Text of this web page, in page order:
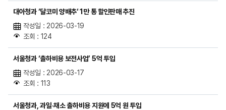
대아청과 ‘달코미 양배추‘ 1만 통 할인판매 추진
작성일 : 2026-03-19
조회 : 124
서울청과 ‘출하비용 보전사업’ 5억 투입
작성일 : 2026-03-17
조회 : 113
서울청과, 과일·채소 출하비용 지원에 5억 원 투입